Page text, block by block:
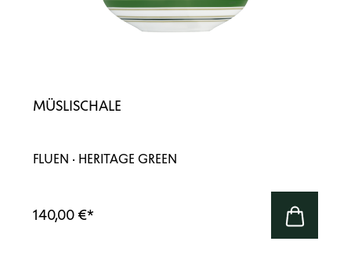
MÜSLISCHALE
FLUEN · HERITAGE GREEN
140,00 €*